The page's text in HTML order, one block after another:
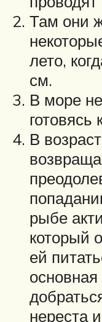
Там они
лето,
см.
В море
готовясь
В
рыбе
который
ей
нереста